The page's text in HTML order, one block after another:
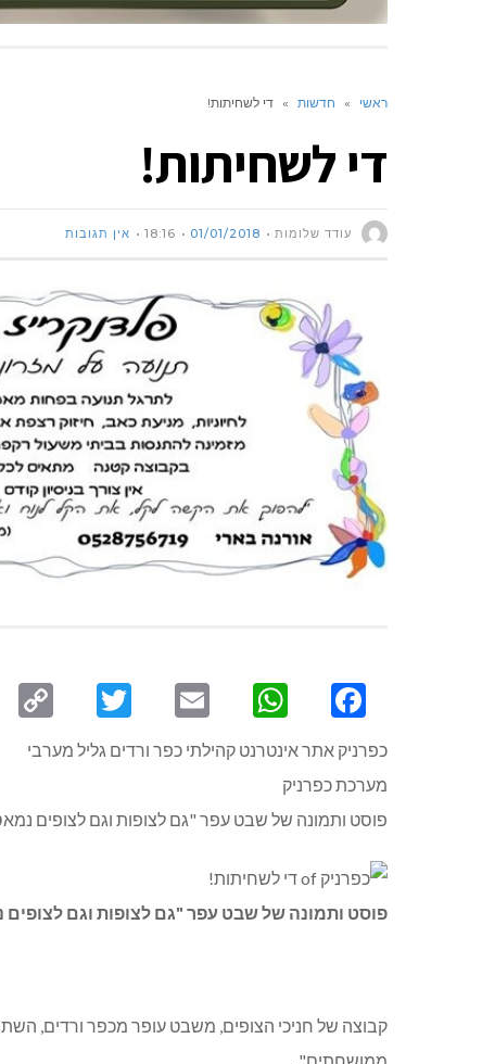
ראשי » חדשות » די לשחיתות!
די לשחיתות!
עודד שלומות 01/01/2018
18:16 אין תגובות
Facebook
WhatsApp
Email
Twitter
כפרניק אתר אינטרנט קהילתי כפר ורדים גליל מערבי
מערכת כפרניק
פוסט ותמונה של שבט עפר "גם לצופות וגם לצופים
פוסט ותמונה של שבט עפר "גם לצופות וגם
קבוצה של חניכי הצופים, משבט עופר מכפר ורדים,